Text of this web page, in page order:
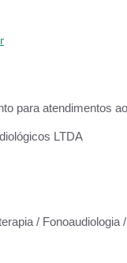
para atendimentos
LTDA
/